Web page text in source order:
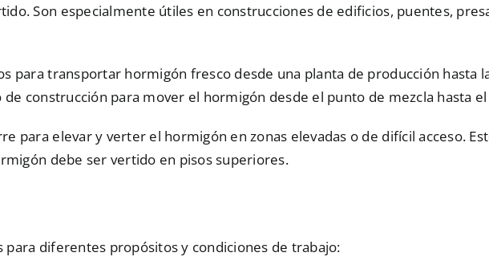
Son especialmente útiles en construcciones de edificios, puentes,
para transportar hormigón fresco desde una planta de producción hasta
construcción para mover el hormigón desde el punto de mezcla hasta
para elevar y verter el hormigón en zonas elevadas o de difícil acceso.
debe ser vertido en pisos superiores.
diferentes propósitos y condiciones de trabajo: